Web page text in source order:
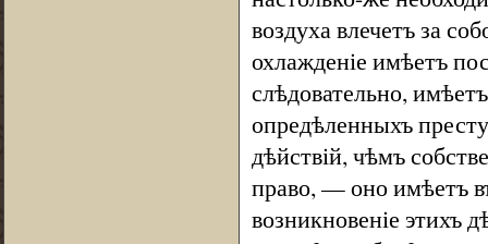
воздуха влечетъ за
охлажденіе имѣетъ
слѣдовательно,
опредѣленныхъ
дѣйствій, чѣмъ
право, — оно имѣетъ
возникновеніе этихъ